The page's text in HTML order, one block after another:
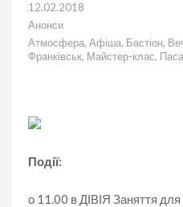
12.02.2018
Анонси
Атмосфера, Афіша, Бастіон,
Франківськ, Майстер-клас,
Події:
о 11.00 в ДІВІЯ Заняття для